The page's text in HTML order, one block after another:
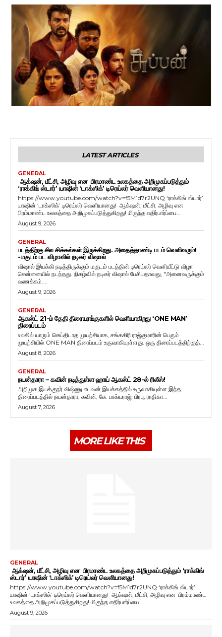
LATEST ARTICLES
GENERAL
ஆக்‌ஷன், மீட்சி, அழிவு என பிரமாண்ட உலகத்தை அறிமுகப்படுத்தும்
‘ராக்கிங் ஸ்டார்’ யாஷின் ‘டாக்ஸிக்’ டிரெய்லர் வெளியானது!
https://www.youtube.com/watch?v=f5M1d7r2UNQ ‘ராக்கிங் ஸ்டார்’
யாஷின் ‘டாக்ஸிக்’ டிரெய்லர் வெளியானது! ஆக்‌ஷன், மீட்சி, அழிவு என
பிரம்மாண்ட உலகத்தை அறிமுகப்படுத்துகிறது! மிகுந்த எதிர்பார்ப்பை...
August 9, 2026
GENERAL
படத்திற்கு சில சிக்கல்கள் இருக்கிறது. அதைத்தாண்டி படம் வெளிவரும்!
-மகுடம் பட விழாவில் நடிகர் விஷால்
விஷால் இயக்கி நடித்திருக்கும் மகுடம் படத்தின் டிரெய்லர் வெளியீட்டு விழா
சென்னையில் நடந்தது. நிகழ்வில் நடிகர் விஷால் பேசியதாவது, "அனைவருக்கும்
வணக்கம்....
August 9, 2026
GENERAL
ஆகஸ்ட் 21-ம் தேதி திரையரங்குகளில் வெளியாகிறது ‘ONE MAN’
திரைப்படம்
உலகில் யாரும் செய்திடாத முயற்சியாக, சங்ககிரி ராஜ்குமாரின் பெரும்
முயற்சியில் ONE MAN திரைப்படம் உருவாகியுள்ளது. ஒரு திரைப்படத்திற்குத்...
August 8, 2026
GENERAL
நயன்தாரா – கவின் நடித்துள்ள ஹாய் ஆகஸ்ட் 28-ல் ரிலீஸ்!
அறிமுக இயக்குநர் விஷ்ணு எடவன் இயக்கத்தில் உருவாகியுள்ள இந்த
திரைப்படத்தில் நயன்தாரா, கவின், கே. பாக்யராஜ், பிரபு, ராதிகா...
August 7, 2026
MORE LIKE THIS
GENERAL
ஆக்‌ஷன், மீட்சி, அழிவு என பிரமாண்ட உலகத்தை அறிமுகப்படுத்தும் ‘ராக்கிங்
ஸ்டார்’ யாஷின் ‘டாக்ஸிக்’ டிரெய்லர் வெளியானது!
https://www.youtube.com/watch?v=f5M1d7r2UNQ ‘ராக்கிங் ஸ்டார்’
யாஷின் ‘டாக்ஸிக்’ டிரெய்லர் வெளியானது! ஆக்‌ஷன், மீட்சி, அழிவு என பிரம்மாண்ட
உலகத்தை அறிமுகப்படுத்துகிறது! மிகுந்த எதிர்பார்ப்பை...
August 9, 2026